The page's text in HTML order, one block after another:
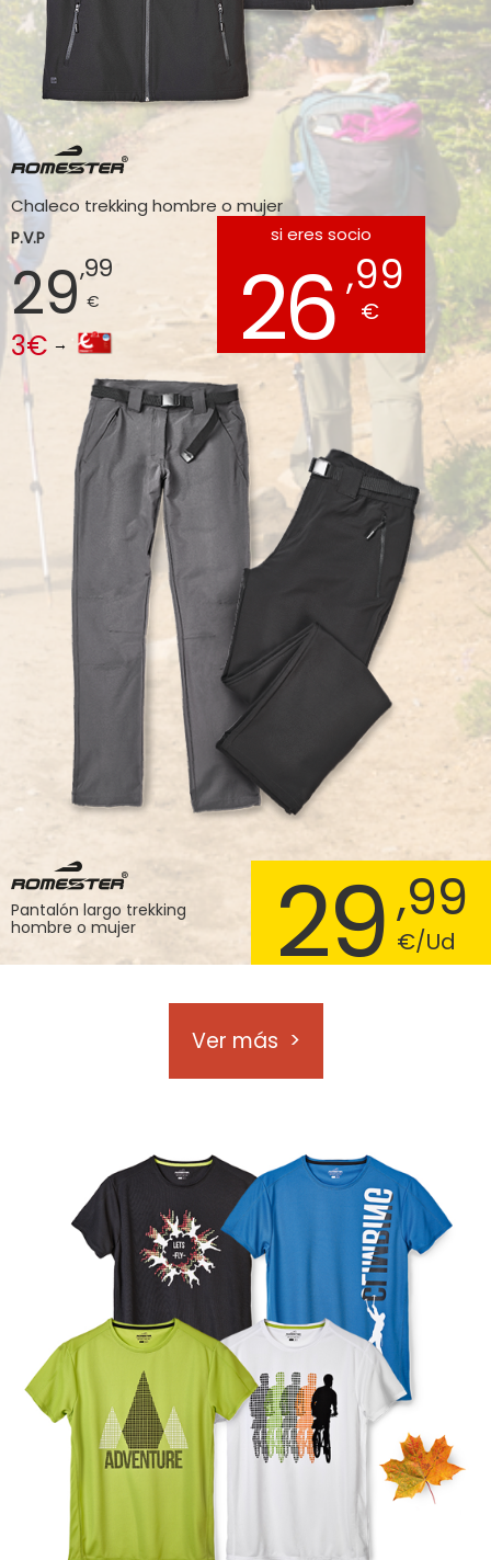
Chaleco trekking hombre o mujer
P.V.P
29 €
,99
3€ →
si eres socio
26 ,99
€
Pantalón largo trekking
hombre o mujer
29,99
€/Ud
Ver más >